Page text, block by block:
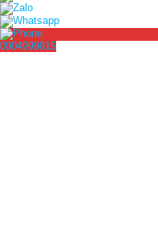
0904999815